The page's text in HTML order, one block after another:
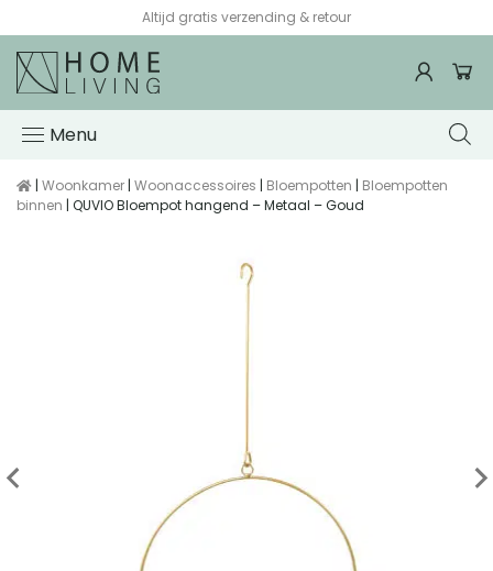
Altijd gratis verzending & retour
Menu
| Woonkamer | Woonaccessoires | Bloempotten | Bloempotten
binnen | QUVIO Bloempot hangend – Metaal – Goud